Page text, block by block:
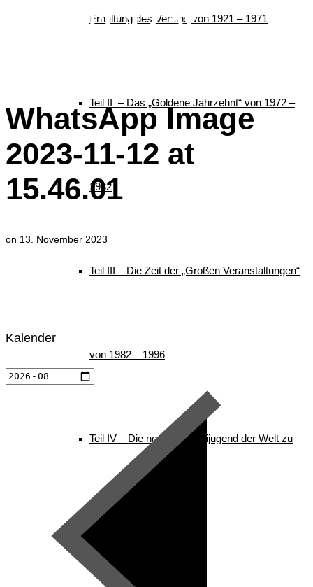
Erhaltung des Vereins von 1921 – 1971
Teil II – Das „Goldene Jahrzehnt“ von 1972 –
1982
Teil III – Die Zeit der „Großen Veranstaltungen“
von 1982 – 1996
Teil IV – Die nordische Skijugend der Welt zu
Gast in Reit im Winkl
2023-11-12 at
WhatsApp Image
2023-11-12 at
15.46.01
on 13. November 2023
Kalender